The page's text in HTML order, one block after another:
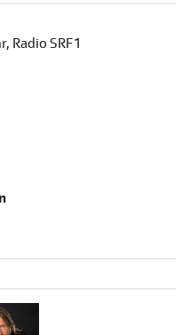
Radio SRF 1